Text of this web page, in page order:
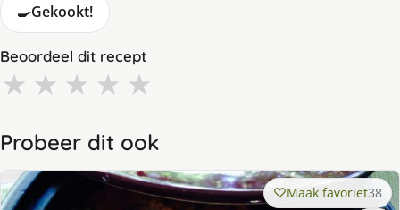
🍳Gekookt!
Beoordeel dit recept
★ ★ ★ ★ ★
Probeer dit ook
Maak favoriet38